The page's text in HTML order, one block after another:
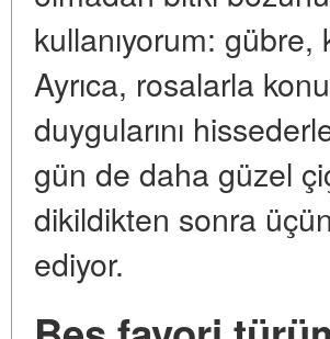
kullanıyorum:
Ayrıca, rosalarla
duygularını
gün de daha güzel
dikildikten sonra
ediyor.